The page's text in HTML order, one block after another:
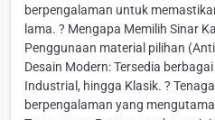
berpengalaman untuk
lama. ? Mengapa Memilih Sinar
Penggunaan material pilihan
Desain Modern: Tersedia
Industrial, hingga Klasik. ?
berpengalaman yang